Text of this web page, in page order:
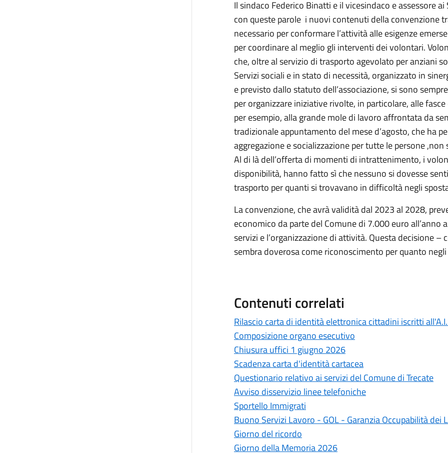
Il sindaco Federico Binatti e il vicesindaco e assessore
con queste parole i nuovi contenuti della convenzione
necessario per conformare l’attività alle esigenze
per coordinare al meglio gli interventi dei volontari.
che, oltre al servizio di trasporto agevolato per anziani
Servizi sociali e in stato di necessità, organizzato in
e previsto dallo statuto dell’associazione, si sono
per organizzare iniziative rivolte, in particolare, alle
per esempio, alla grande mole di lavoro affrontata da
tradizionale appuntamento del mese d’agosto, che ha
aggregazione e socializzazione per tutte le persone
Al di là dell’offerta di momenti di intrattenimento, i
disponibilità, hanno fatto sì che nessuno si dovesse
trasporto per quanti si trovavano in difficoltà negli
La convenzione, che avrà validità dal 2023 al 2028,
economico da parte del Comune di 7.000 euro all’anno
servizi e l’organizzazione di attività. Questa decisione
sembra doverosa come riconoscimento per quanto
Contenuti correlati
Rilascio carta di identità elettronica cittadini iscritti
Composizione organo esecutivo
Chiusura uffici 1 giugno 2026
Scadenza carta d'identità cartacea
Questionario relativo ai servizi del Comune di Trecate
Avviso disservizio linee telefoniche
Sportello Immigrati
Buono Servizi Lavoro - GOL - Garanzia Occupabilità dei
Giorno del ricordo
Giorno della Memoria 2026